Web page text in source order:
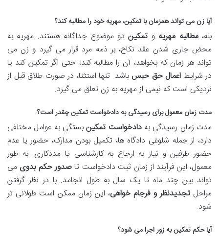
آیا زن می تواند همزمان با تمکین، مهریه خود را مطالبه کند؟
بله،مطالبه مهریه و تمکیندو موضوع جداگانه هستند. مهریه به
محض جاری شدن عقد نکاح، بر ذمه مرد قرار می گیرد و زن می
تواند هر زمان که بخواهد، آن را مطالبه کند، حتی اگر تمکین کند یا
در شرایط اعمال حق حبس باشد. تنها استثنا، در صورت طلاق قبل از
نزدیکی است که نیمی از مهریه به زن تعلق می گیرد.
مدت زمان معمول برای رسیدگی به دادخواست تمکین چقدر است؟
مدت زمان رسیدگی بهدادخواست تمکینبستگی به عوامل مختلفی
دارد، از جمله شلوغی دادگاه ها، تکمیل بودن مدارک، حضور یا عدم
حضور طرفین و نیاز به ارجاع به کارشناسی یا مددکاری. به طور
معمول، این فرآیند از زمان ثبت دادخواست تاصدور حکم بدوی می
تواند بین چند ماه تا یک سال به طول انجامد. با در نظر گرفتن
مراحلتجدیدنظر و فرجام خواهی، این زمان ممکن است طولانی تر
شود.
آیا حکم تمکین به زور اجرا می شود؟